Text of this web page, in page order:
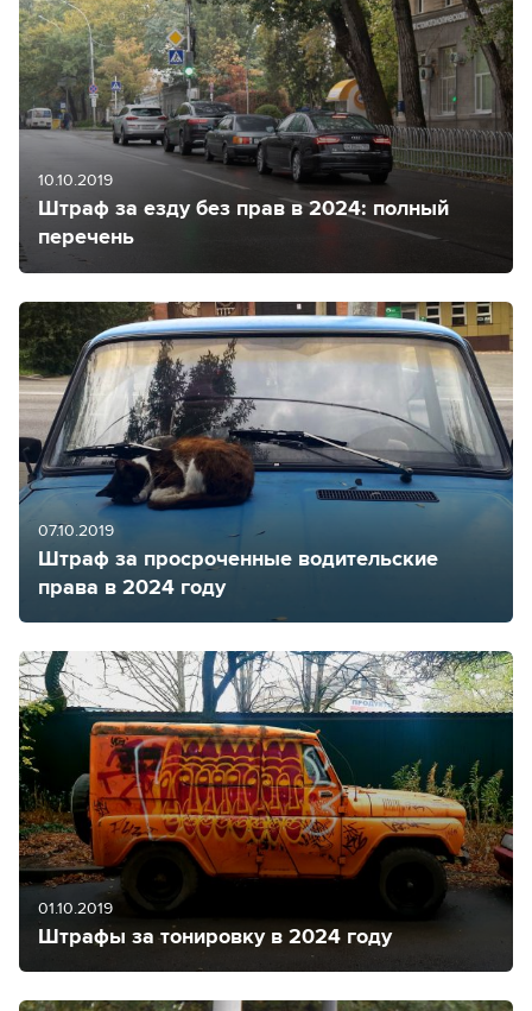
10.10.2019
Штраф за езду без прав в 2024: полный
перечень
07.10.2019
Штраф за просроченные водительские
права в 2024 году
01.10.2019
Штрафы за тонировку в 2024 году